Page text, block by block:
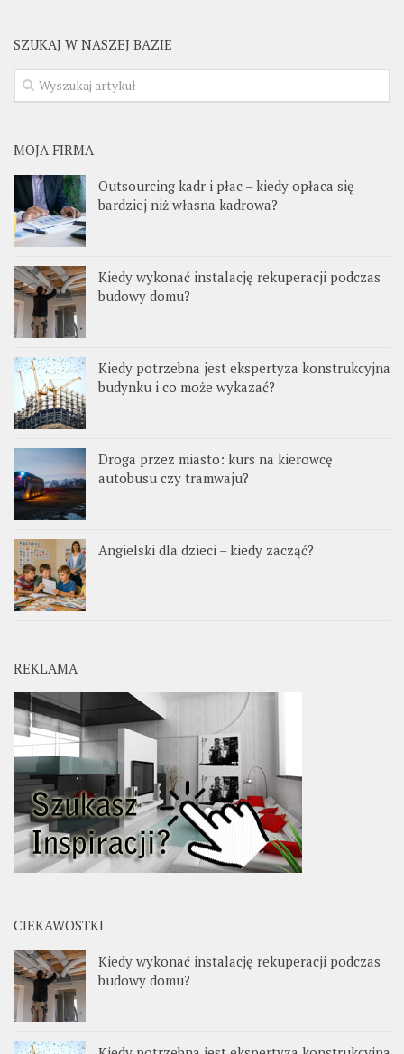
SZUKAJ W NASZEJ BAZIE
MOJA FIRMA
Outsourcing kadr i płac – kiedy opłaca się
bardziej niż własna kadrowa?
Kiedy wykonać instalację rekuperacji podczas
budowy domu?
Kiedy potrzebna jest ekspertyza konstrukcyjna
budynku i co może wykazać?
Droga przez miasto: kurs na kierowcę
autobusu czy tramwaju?
Angielski dla dzieci – kiedy zacząć?
REKLAMA
CIEKAWOSTKI
Kiedy wykonać instalację rekuperacji podczas
budowy domu?